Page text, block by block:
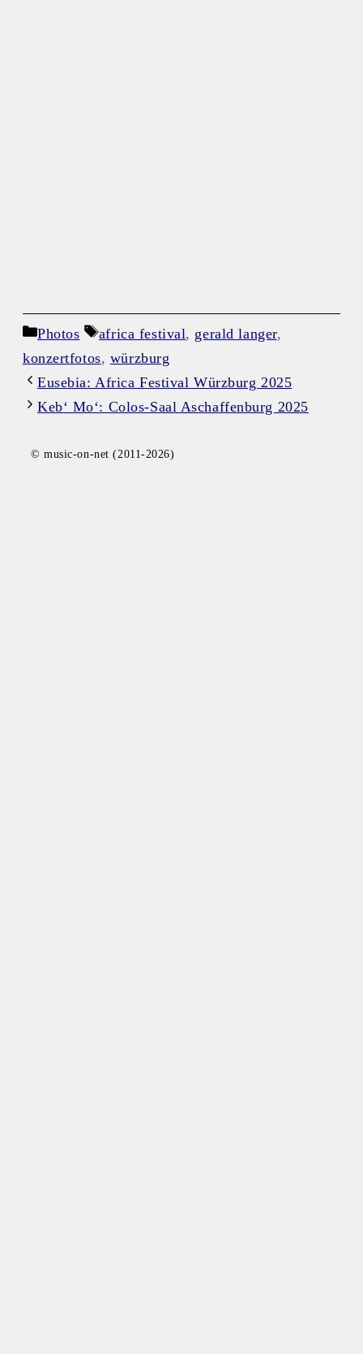
Kategorien
Photos Schlagwörter
africa festival, gerald langer,
konzertfotos, würzburg
Eusebia: Africa Festival Würzburg 2025
Keb‘ Mo‘: Colos-Saal Aschaffenburg 2025
© music-on-net (2011-2026)